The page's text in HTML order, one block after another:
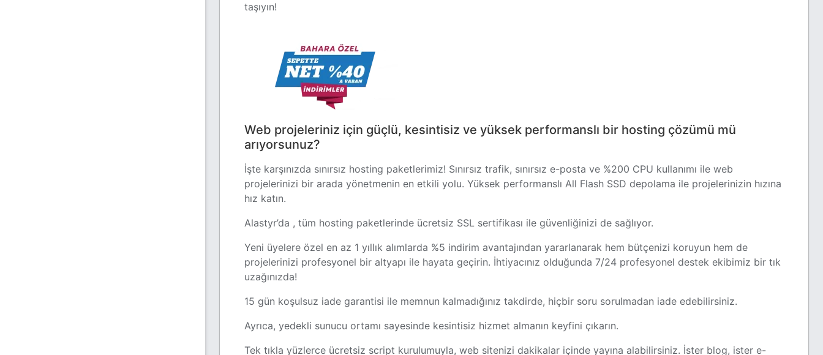
taşıyın!
Web projeleriniz için güçlü, kesintisiz ve yüksek performanslı bir hosting çözümü mü
arıyorsunuz?
İşte karşınızda sınırsız hosting paketlerimiz! Sınırsız trafik, sınırsız e-posta ve %200 CPU kullanımı ile web
projelerinizi bir arada yönetmenin en etkili yolu. Yüksek performanslı All Flash SSD depolama ile projelerinizin hızına
hız katın.
Alastyr’da , tüm hosting paketlerinde ücretsiz SSL sertifikası ile güvenliğinizi de sağlıyor.
Yeni üyelere özel en az 1 yıllık alımlarda %5 indirim avantajından yararlanarak hem bütçenizi koruyun hem de
projelerinizi profesyonel bir altyapı ile hayata geçirin. İhtiyacınız olduğunda 7/24 profesyonel destek ekibimiz bir tık
uzağınızda!
15 gün koşulsuz iade garantisi ile memnun kalmadığınız takdirde, hiçbir soru sorulmadan iade edebilirsiniz.
Ayrıca, yedekli sunucu ortamı sayesinde kesintisiz hizmet almanın keyfini çıkarın.
Tek tıkla yüzlerce ücretsiz script kurulumuyla, web sitenizi dakikalar içinde yayına alabilirsiniz. İster blog, ister e-